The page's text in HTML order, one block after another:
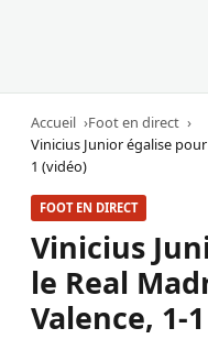
Accueil
Foot en direct
Vinicius Junior égalise
1 (vidéo)
FOOT EN DIRECT
Vinicius
le Real
Valence, 1-